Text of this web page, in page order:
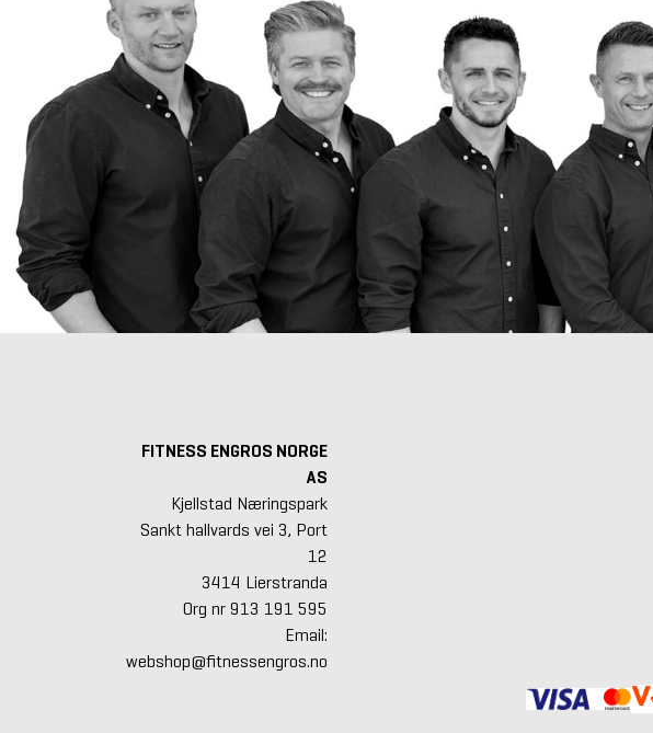
FITNESS ENGROS NORGE
AS
Kjellstad Næringspark
Sankt hallvards vei 3, Port
12
3414 Lierstranda
Org nr 913 191 595
Email:
webshop@fitnessengros.no